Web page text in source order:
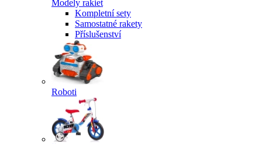
Modely rakiet
Kompletní sety
Samostatné rakety
Příslušenství
Roboti